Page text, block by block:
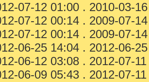
07-12 01:00 . 2010-03-
07-12 00:14 . 2009-07-
07-12 00:14 . 2009-07-
06-25 14:04 . 2012-06-
06-12 03:08 . 2012-07-
06-09 05:43 . 2012-07-